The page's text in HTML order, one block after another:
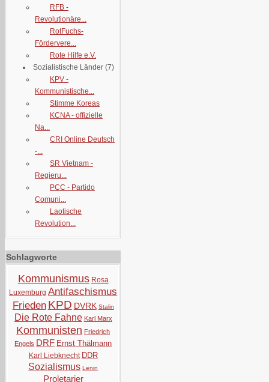
RFB -
Revolutionäre...
RotFuchs-
Fördervere...
Rote Hilfe e.V.
Sozialistische Länder (7)
KPV -
Kommunistische...
Stimme Koreas
KCNA - offizielle
Na...
CRI Online Deutsch
-...
SR Vietnam -
Regieru...
PCC - Partido
Comuni...
Laotische
Revolution...
Schlagworte
Kommunismus Rosa
Luxemburg Antifaschismus
Frieden KPD DVRK Stalin
Die Rote Fahne Karl Marx
Kommunisten Friedrich
Engels DRF Ernst Thälmann
Karl Liebknecht DDR
Sozialismus Lenin
Proletarier